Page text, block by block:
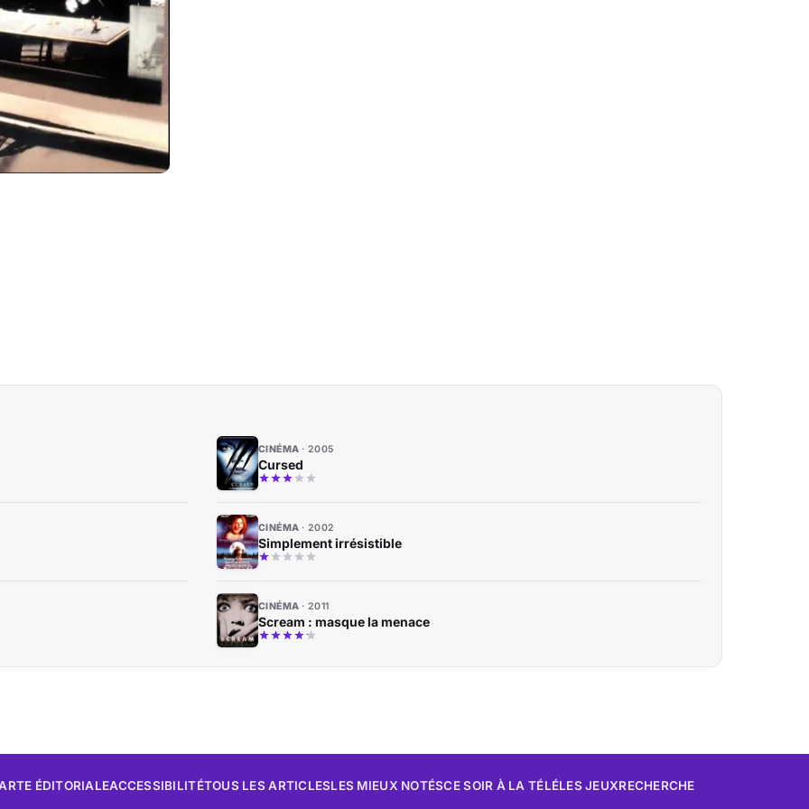
CINÉMA 2005
Cursed
CINÉMA 2002
Simplement irrésistible
CINÉMA 2011
Scream : masque la menace
ÉDITORIALEACCESSIBILITÉTOUS LES ARTICLESLES MIEUX NOTÉSCE SOIR À LA TÉLÉLES JEUXRECHERCHE